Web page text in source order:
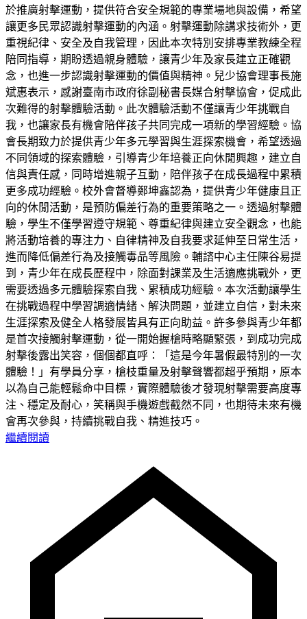
於推廣射擊運動，提供符合安全規範的專業場地與設備，希望
讓更多民眾認識射擊運動的內涵。射擊運動除講求技術外，更
重視紀律、安全及自我管理，因此本次特別安排專業教練全程
陪同指導，期盼透過親身體驗，讓青少年及家長建立正確觀
念，也進一步認識射擊運動的價值與精神。兒少協會理事長施
斌惠表示，感謝臺南市政府徐副秘書長媒合射擊協會，促成此
次難得的射擊體驗活動。此次體驗活動不僅讓青少年挑戰自
我，也讓家長有機會陪伴孩子共同完成一項新的學習經驗。協
會長期致力於提供青少年多元學習與生涯探索機會，希望透過
不同領域的探索體驗，引導青少年培養正向休閒興趣，建立自
信與責任感，同時增進親子互動，陪伴孩子在成長過程中累積
更多成功經驗。校外會督導鄭坤鑫認為，提供青少年健康且正
向的休閒活動，是預防偏差行為的重要策略之一。透過射擊體
驗，學生不僅學習遵守規範、尊重紀律與建立安全觀念，也能
將活動培養的專注力、自律精神及自我要求延伸至日常生活，
進而降低偏差行為及接觸毒品等風險。輔諮中心主任陳谷易提
到，青少年在成長歷程中，除面對課業及生活適應挑戰外，更
需要透過多元體驗探索自我、累積成功經驗。本次活動讓學生
在挑戰過程中學習調適情緒、解決問題，並建立自信，對未來
生涯探索及健全人格發展皆具有正向助益。許多參與青少年都
是首次接觸射擊運動，從一開始握槍時略顯緊張，到成功完成
射擊後露出笑容，個個都直呼：「這是今年暑假最特別的一次
體驗！」有學員分享，槍枝重量及射擊聲響都超乎預期，原本
以為自己能輕鬆命中目標，實際體驗後才發現射擊需要高度專
注、穩定及耐心，笑稱與手機遊戲截然不同，也期待未來有機
會再次參與，持續挑戰自我、精進技巧。
繼續閱讀